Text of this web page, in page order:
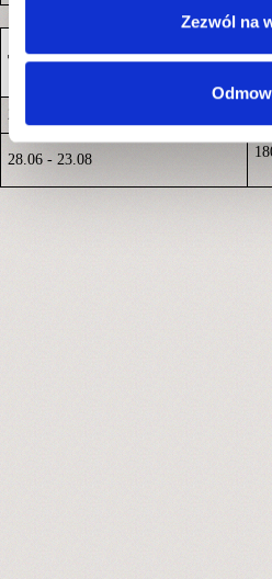
Zezwól na
Terminy 2025
28.06 - 23.08